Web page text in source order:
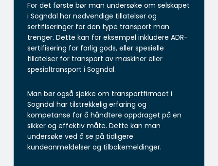
For det første bør man undersøke om selskapet
i Sogndal har nødvendige tillatelser og
sertifiseringer for den type transport man
trenger. Dette kan for eksempel inkludere ADR-
sertifisering for farlig gods, eller spesielle
tillatelser for transport av maskiner eller
spesialtransport i Sogndal.
Man bør også sjekke om transportfirmaet i
Sogndal har tilstrekkelig erfaring og
kompetanse for å håndtere oppdraget på en
sikker og effektiv måte. Dette kan man
undersøke ved å se på tidligere
kundeanmeldelser og tilbakemeldinger.